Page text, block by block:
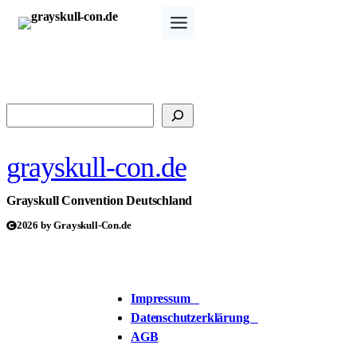
Zum
Inhalt
grayskull-con.de
Grayskull Convention Deutschland
2026 by Grayskull-Con.de
Impressum
Datenschutzerklärung
AGB